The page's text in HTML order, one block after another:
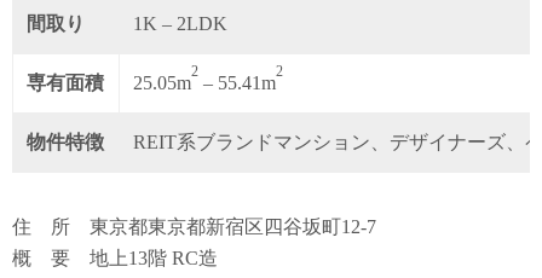
間取り 1K – 2LDK
専有面積 25.05m
2
– 55.41m
2
物件特徴 REIT系ブランドマンション、デザイナーズ、
住 所 東京都東京都新宿区四谷坂町12-7
概 要 地上13階 RC造